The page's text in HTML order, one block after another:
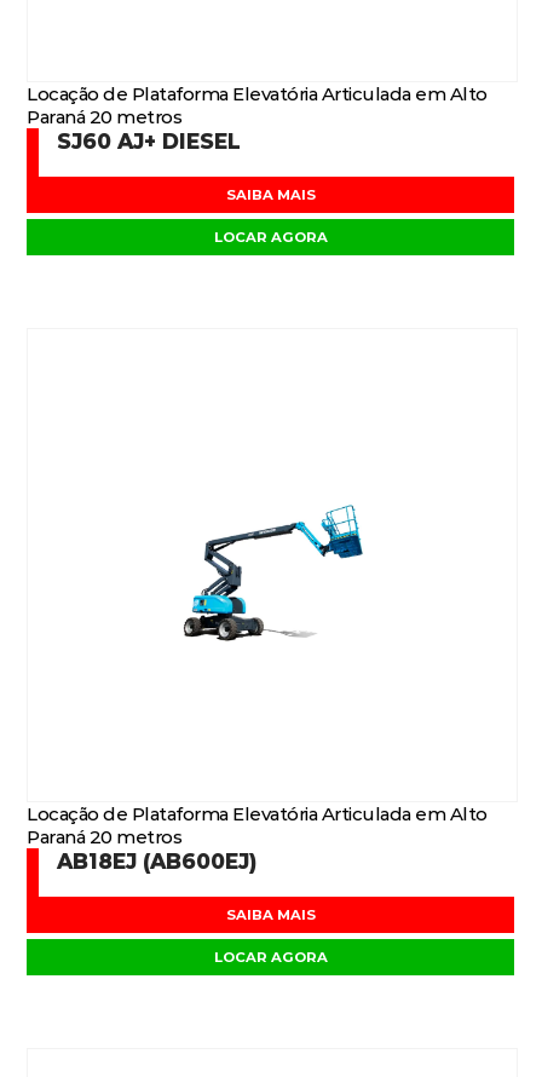
Locação de Plataforma Elevatória Articulada em Alto
Paraná 20 metros
SJ60 AJ+ DIESEL
SAIBA MAIS
LOCAR AGORA
Locação de Plataforma Elevatória Articulada em Alto
Paraná 20 metros
AB18EJ (AB600EJ)
SAIBA MAIS
LOCAR AGORA